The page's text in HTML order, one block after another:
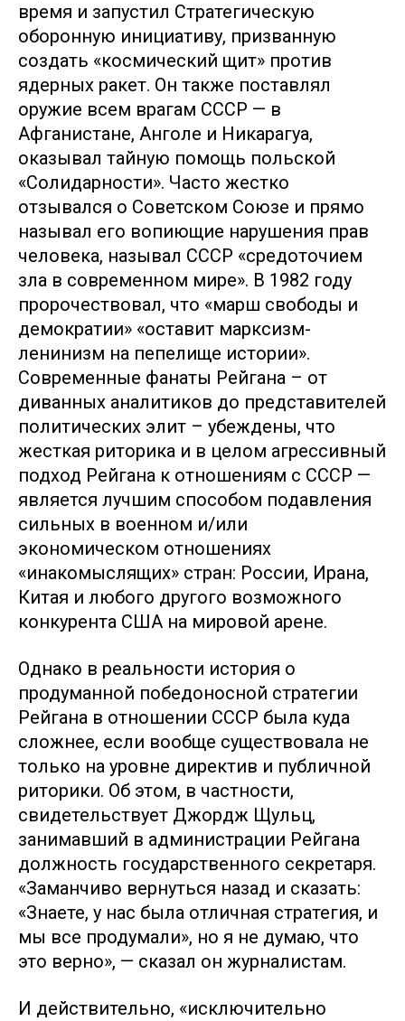
время и запустил Стратегическую
оборонную инициативу, призванную
создать «космический щит» против
ядерных ракет. Он также поставлял
оружие всем врагам СССР — в
Афганистане, Анголе и Никарагуа,
оказывал тайную помощь польской
«Солидарности». Часто жестко
отзывался о Советском Союзе и прямо
называл его вопиющие нарушения прав
человека, называл СССР «средоточием
зла в современном мире». В 1982 году
пророчествовал, что «марш свободы и
демократии» «оставит марксизм-
ленинизм на пепелище истории».
Современные фанаты Рейгана – от
диванных аналитиков до представителей
политических элит – убеждены, что
жесткая риторика и в целом агрессивный
подход Рейгана к отношениям с СССР —
является лучшим способом подавления
сильных в военном и/или
экономическом отношениях
«инакомыслящих» стран: России, Ирана,
Китая и любого другого возможного
конкурента США на мировой арене.
Однако в реальности история о
продуманной победоносной стратегии
Рейгана в отношении СССР была куда
сложнее, если вообще существовала не
только на уровне директив и публичной
риторики. Об этом, в частности,
свидетельствует Джордж Щульц,
занимавший в администрации Рейгана
должность государственного секретаря.
«Заманчиво вернуться назад и сказать:
«Знаете, у нас была отличная стратегия, и
мы все продумали», но я не думаю, что
это верно», — сказал он журналистам.
И действительно, «исключительно